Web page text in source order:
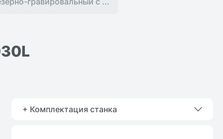
Sale В наличии
+ Комплектация станка